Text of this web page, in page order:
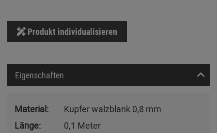
Produkt individualisieren
Eigenschaften
Material:
Kupfer walzblank 0,8 mm
Länge:
0,1 Meter